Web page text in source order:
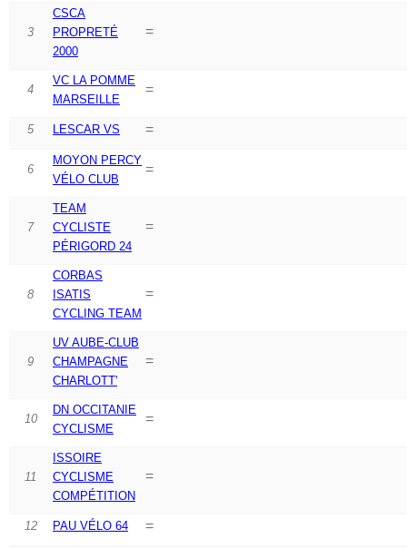
3
CSCA
PROPRETÉ
2000
=
4
VC LA POMME
MARSEILLE
=
5 LESCAR VS =
6
MOYON PERCY
VÉLO CLUB
=
7
TEAM
CYCLISTE
PÉRIGORD 24
=
8
CORBAS
ISATIS
CYCLING TEAM
=
9
UV AUBE-CLUB
CHAMPAGNE
CHARLOTT'
=
10
DN OCCITANIE
CYCLISME
=
11
ISSOIRE
CYCLISME
COMPÉTITION
=
12 PAU VÉLO 64 =